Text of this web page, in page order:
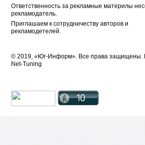
Ответственность за рекламные материлы
рекламодатель.
Приглашаем к сотрудничеству авторов и
рекламодетелей.
© 2019, «Юг-Информ». Все права защищены.
Net-Tuning